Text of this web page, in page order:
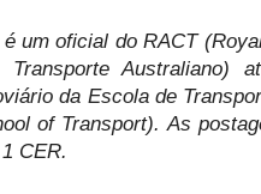
é um oficial do RACT
Australiano)
da Escola de
of Transport). As
CER.